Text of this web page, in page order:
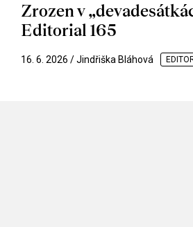
Zrozen v
Editorial 165
16. 6. 2026 / Jindřiška Bláhová